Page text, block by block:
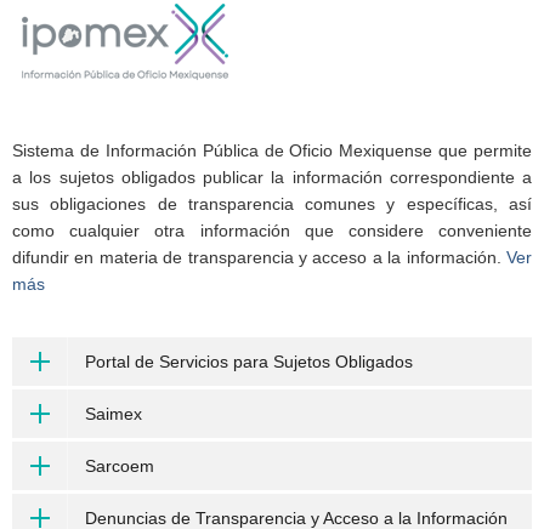
Sistema de Información Pública de Oficio Mexiquense que permite
a los sujetos obligados publicar la información correspondiente a
sus obligaciones de transparencia comunes y específicas, así
como cualquier otra información que considere conveniente
difundir en materia de transparencia y acceso a la información. Ver
más
Portal de Servicios para Sujetos Obligados
Saimex
Sarcoem
Denuncias de Transparencia y Acceso a la Información